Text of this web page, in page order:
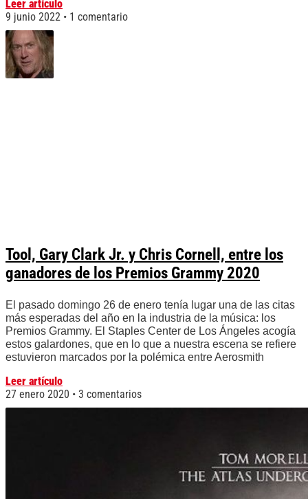
Leer artículo
9 junio 2022
1 comentario
Tool, Gary Clark Jr. y Chris Cornell, entre los
ganadores de los Premios Grammy 2020
El pasado domingo 26 de enero tenía lugar una de las citas
más esperadas del año en la industria de la música: los
Premios Grammy. El Staples Center de Los Ángeles acogía
estos galardones, que en lo que a nuestra escena se refiere
estuvieron marcados por la polémica entre Aerosmith
Leer artículo
27 enero 2020
3 comentarios